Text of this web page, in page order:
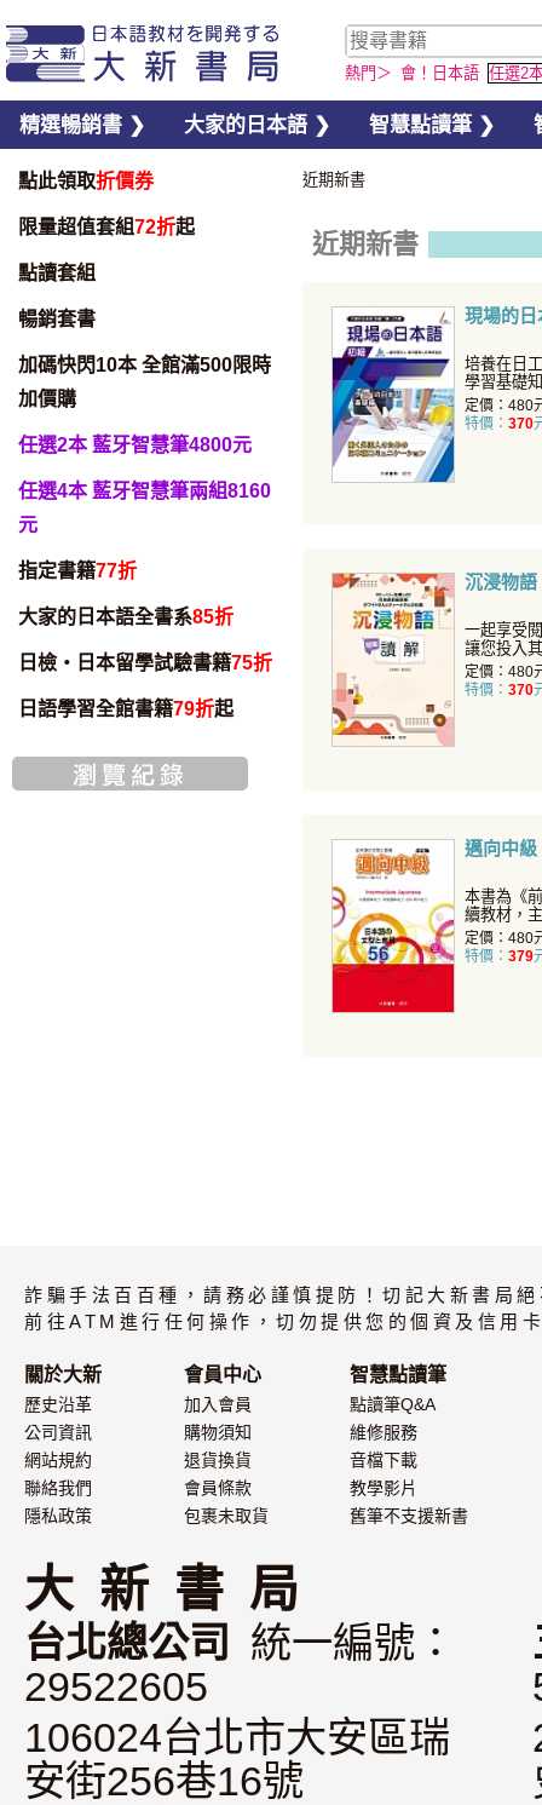
熱門＞ 會！日本語 任選2
精選暢銷書 ❯ 大家的日本語 ❯ 智慧點讀筆 ❯
點此領取折價券
限量超值套組72折起
點讀套組
暢銷套書
加碼快閃10本 全館滿500限時
加價購
任選2本 藍牙智慧筆4800元
任選4本 藍牙智慧筆兩組8160
元
指定書籍77折
大家的日本語全書系85折
日檢・日本留學試驗書籍75折
日語學習全館書籍79折起
近期新書
近期新書
現場的
培養在日
學習基礎
工作的知
定價：480
特價： 370
沉浸物
一起享受
讓您投入
力地享受
定價：480
特價： 370
邁向中
本書為《
續教材，
作為重點
定價：480
特價： 379
詐騙手法百百種，請務必謹慎提防！切記大新書局
前往ATM進行任何操作，切勿提供您的個資及信用
關於大新
歷史沿革
公司資訊
網站規約
聯絡我們
隱私政策
會員中心
加入會員
購物須知
退貨換貨
會員條款
包裹未取貨
智慧點讀筆
點讀筆Q&A
維修服務
音檔下載
教學影片
舊筆不支援新書
大 新 書 局
台北總公司
統一編號：
29522605
106024台北市大安區瑞
安街256巷16號